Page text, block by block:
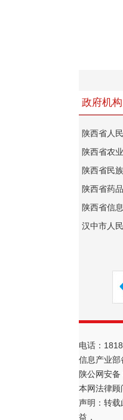
政府机构
陕西省人
陕西省农
陕西省民
陕西省药
陕西省信
汉中市人
电话：
信息产业部
陕公网安
本网法律顾
声明：转载
益，